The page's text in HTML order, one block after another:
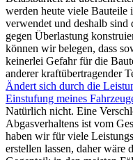
werden heute viele Bauteile
verwendet und deshalb
gegen Überlastung
können wir belegen, dass
keinerlei Gefahr für die
anderer kraftübertragender
Ändert sich durch die
Einstufung meines
Natürlich nicht. Eine
Abgasverhaltens ist vom
haben wir für viele
erstellen lassen, daher wäre